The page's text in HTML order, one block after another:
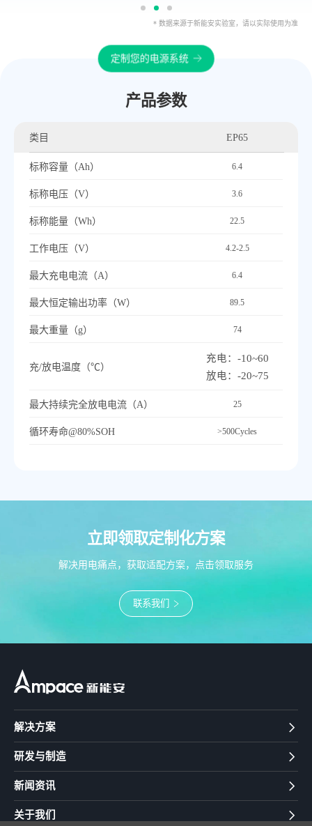
* 数据来源于新能安实验室，请以实际使用为准
定制您的电源系统
产品参数
类目 EP65
标称容量（Ah） 6.4
标称电压（V） 3.6
标称能量（Wh） 22.5
工作电压（V） 4.2-2.5
最大充电电流（A） 6.4
最大恒定输出功率（W） 89.5
最大重量（g） 74
充/放电温度（℃）
充电：-10~60
放电：-20~75
最大持续完全放电电流（A） 25
循环寿命@80%SOH >500Cycles
立即领取定制化方案
解决用电痛点，获取适配方案，点击领取服务
联系我们
解决方案
研发与制造
新闻资讯
关于我们